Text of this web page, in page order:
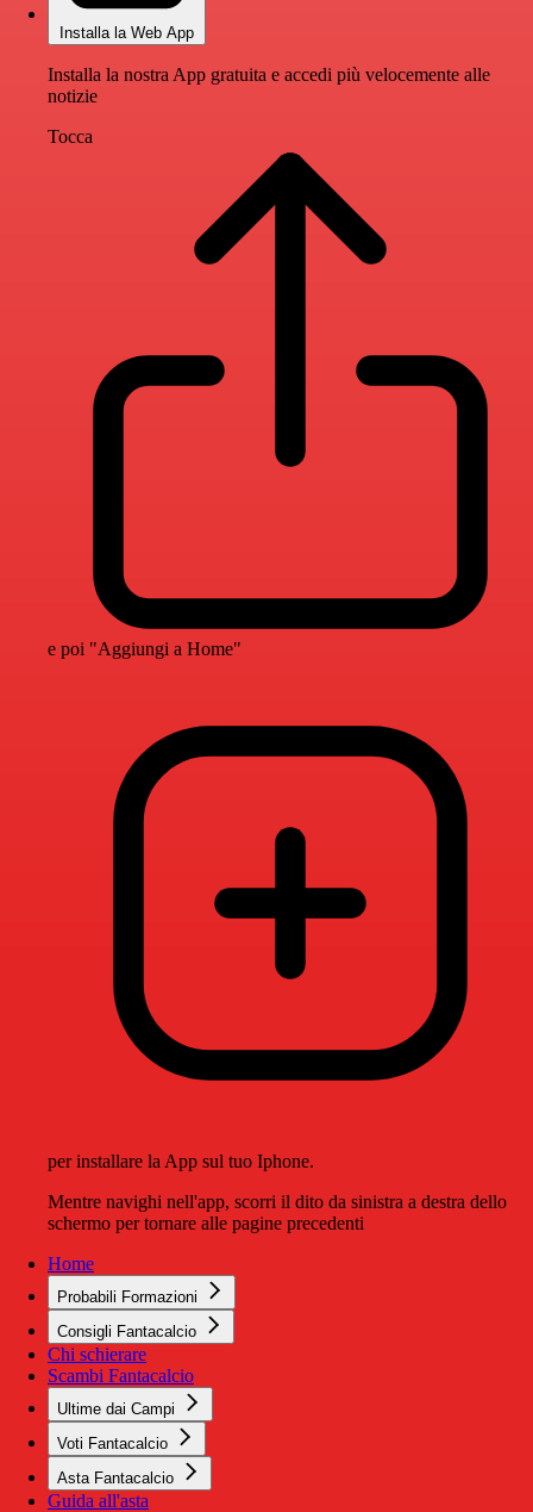
Installa la Web App
Installa la nostra App gratuita e accedi più velocemente alle
notizie
Tocca
e poi "Aggiungi a Home"
per installare la App sul tuo Iphone.
Mentre navighi nell'app, scorri il dito da sinistra a destra dello
schermo per tornare alle pagine precedenti
Home
Probabili Formazioni
Consigli Fantacalcio
Chi schierare
Scambi Fantacalcio
Ultime dai Campi
Voti Fantacalcio
Asta Fantacalcio
Guida all'asta